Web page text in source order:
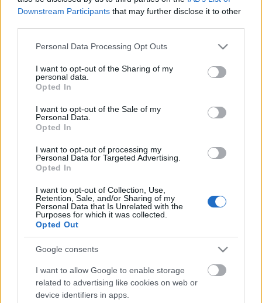
Downstream Participants that may further disclose it to other
Please note that this website/app uses one or more Google
not limited to your visit or usage behaviour. You may click to
grant or deny consent to Google and its third-party tags to
use your data for below specified purposes in below Google
consent section.
Personal Data Processing Opt Outs
I want to opt-out of the Sharing of my
personal data.
Opted In
I want to opt-out of the Sale of my
Personal Data.
Opted In
I want to opt-out of processing my
Personal Data for Targeted Advertising.
Opted In
I want to opt-out of Collection, Use,
Retention, Sale, and/or Sharing of my
Personal Data that Is Unrelated with the
Purposes for which it was collected.
Opted Out
Google consents
I want to allow Google to enable storage
related to advertising like cookies on web or
device identifiers in apps.
A hölgy tehát a járdán haladt tovább ugyanolyan
tempóban, veszélyeztetve a kapukból kilépőket és
saját magát, főleg azzal, hogy a sarkokon sem látják,
így könnyebben elütik vagy elélépnek. Pedig az út
kihalt volt és széles. Ilyenek viszont ezek a rossz
berögződések, a belénk nevelt félelem.
Most tehát felhúzza szemöldökét a chic-oktató,
mutatóujját nevelően meglóbálja és felhívja a
lámpánál előregurulva nem csak a füstöt nem kell
szívni, előbb is lehet indulni, jé obban látszunk.
Határozottan tekerve sokkal jobban biztonságban
vagyunk, mint ha kívüről egy kacsázó, mindentől
megijedő alárendeltségéet mutató társa van a
közlekedésben. Ez ilyen ördög falra festése effektus.
A hasonló kis utcákban való begyakorlás után már a
chic tömegeké lehetnek a sugárutak is, de ehhez le
kell vetkőzni a belénk nevelt félelmet és